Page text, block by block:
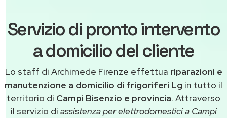
Servizio di pronto intervento
a domicilio del cliente
Lo staff di Archimede Firenze effettua riparazioni e
manutenzione a domicilio di frigoriferi Lg in tutto il
territorio di Campi Bisenzio e provincia. Attraverso
il servizio di assistenza per elettrodomestici a Campi